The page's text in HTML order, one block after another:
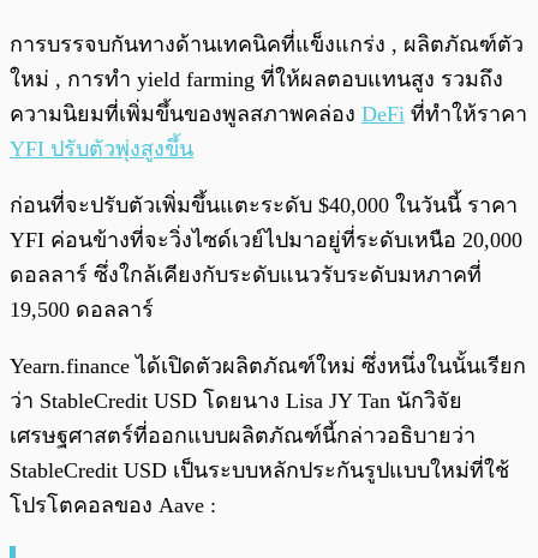
การบรรจบกันทางด้านเทคนิคที่แข็งแกร่ง , ผลิตภัณฑ์ตัว
ใหม่ , การทำ yield farming ที่ให้ผลตอบแทนสูง รวมถึง
ความนิยมที่เพิ่มขึ้นของพูลสภาพคล่อง DeFi ที่ทำให้ราคา
YFI ปรับตัวพุ่งสูงขึ้น
ก่อนที่จะปรับตัวเพิ่มขึ้นแตะระดับ $40,000 ในวันนี้ ราคา
YFI ค่อนข้างที่จะวิ่งไซด์เวย์ไปมาอยู่ที่ระดับเหนือ 20,000
ดอลลาร์ ซึ่งใกล้เคียงกับระดับแนวรับระดับมหภาคที่
19,500 ดอลลาร์
Yearn.finance ได้เปิดตัวผลิตภัณฑ์ใหม่ ซึ่งหนึ่งในนั้นเรียก
ว่า StableCredit USD โดยนาง Lisa JY Tan นักวิจัย
เศรษฐศาสตร์ที่ออกแบบผลิตภัณฑ์นี้กล่าวอธิบายว่า
StableCredit USD เป็นระบบหลักประกันรูปแบบใหม่ที่ใช้
โปรโตคอลของ Aave :